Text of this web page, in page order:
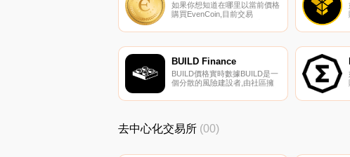
如果你想知道在哪里以當前價格
購買EvenCoin,目前交易
交易所是HotEVNt和Mercatox。
EvenCoin（EVN）是一種加密
貨幣,在以太坊平臺上運行.
BUILD Finance
BUILD價格實時數據BUILD是一
個分散的風險建設者,由社區擁
產、資助和管理DeFi解決方案.
去中心化交易所 (00)